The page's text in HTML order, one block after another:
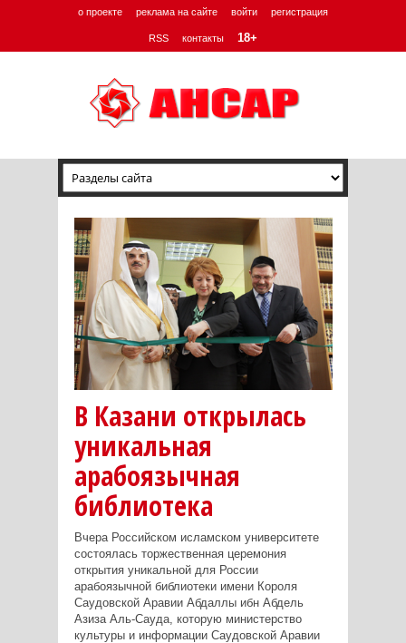
о проекте реклама на сайте войти регистрация
RSS контакты 18+
В Казани открылась
уникальная
арабоязычная
библиотека
Вчера Российском исламском университете
состоялась торжественная церемония
открытия уникальной для России
арабоязычной библиотеки имени Короля
Саудовской Аравии Абдаллы ибн Абдель
Азиза Аль-Сауда, которую министерство
культуры и информации Саудовской Аравии